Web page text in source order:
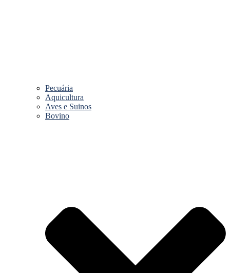
Pecuária
Aquicultura
Aves e Suinos
Bovino